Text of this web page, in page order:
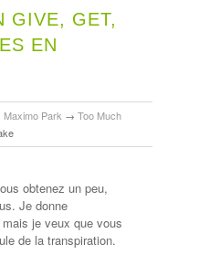
GIVE, GET,
EN
Maximo Park → Too Much
obtenez un peu,
Je donne
je veux que vous
de la transpiration.